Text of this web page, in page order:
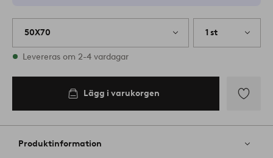
50X70 1 st
I lager
Levereras om 2-4 vardagar
Lägg i varukorgen
till
favoriter
Produktinformation